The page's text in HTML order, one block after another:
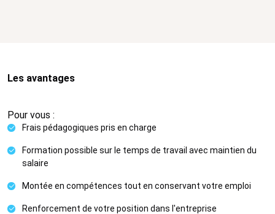
Les avantages
Pour vous :
Frais pédagogiques pris en charge
Formation possible sur le temps de travail avec maintien du
salaire
Montée en compétences tout en conservant votre emploi
Renforcement de votre position dans l'entreprise